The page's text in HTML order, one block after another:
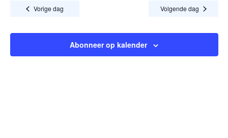
2025
en
datum.Vorige dag Volgende dag
Abonneer op kalender